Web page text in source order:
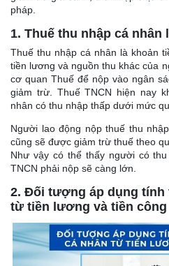
pháp.
1. Thuế thu nhập cá nhân
Thuế thu nhập cá nhân là khoản
tiền lương và nguồn thu khác của
cơ quan Thuế để nộp vào ngân
giảm trừ. Thuế TNCN hiện nay
nhân có thu nhập thấp dưới mức
Người lao động nộp thuế thu
cũng sẽ được giảm trừ thuế theo
Như vậy có thể thấy người có
TNCN phải nộp sẽ càng lớn.
2. Đối tượng áp dụng tính
từ tiền lương và tiền công